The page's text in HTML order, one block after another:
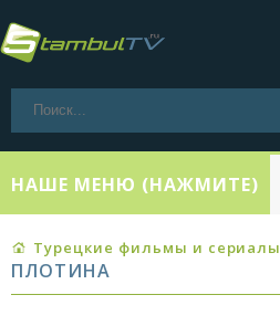
НАШЕ МЕНЮ (НАЖМИТЕ)
Турецкие фильмы и сериалы
ПЛОТИНА